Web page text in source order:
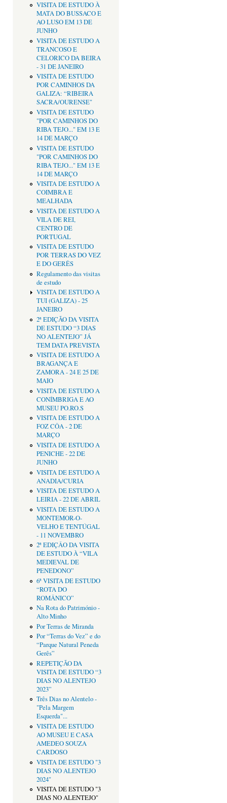
VISITA DE ESTUDO À
MATA DO BUSSACO E
AO LUSO EM 13 DE
JUNHO
VISITA DE ESTUDO A
TRANCOSO E
CELORICO DA BEIRA
- 31 DE JANEIRO
VISITA DE ESTUDO
POR CAMINHOS DA
GALIZA: “RIBEIRA
SACRA/OURENSE"
VISITA DE ESTUDO
"POR CAMINHOS DO
RIBA TEJO..." EM 13 E
14 DE MARÇO
VISITA DE ESTUDO
"POR CAMINHOS DO
RIBA TEJO..." EM 13 E
14 DE MARÇO
VISITA DE ESTUDO A
COIMBRA E
MEALHADA
VISITA DE ESTUDO A
VILA DE REI,
CENTRO DE
PORTUGAL
VISITA DE ESTUDO
POR TERRAS DO VEZ
E DO GERÊS
Regulamento das visitas
de estudo
VISITA DE ESTUDO A
TUI (GALIZA) - 25
JANEIRO
2ª EDIÇÃO DA VISITA
DE ESTUDO “3 DIAS
NO ALENTEJO” JÁ
TEM DATA PREVISTA
VISITA DE ESTUDO A
BRAGANÇA E
ZAMORA - 24 E 25 DE
MAIO
VISITA DE ESTUDO A
CONÍMBRIGA E AO
MUSEU PO.RO.S
VISITA DE ESTUDO A
FOZ CÔA - 2 DE
MARÇO
VISITA DE ESTUDO A
PENICHE - 22 DE
JUNHO
VISITA DE ESTUDO A
ANADIA/CURIA
VISITA DE ESTUDO A
LEIRIA - 22 DE ABRIL
VISITA DE ESTUDO A
MONTEMOR-O-
VELHO E TENTÚGAL
- 11 NOVEMBRO
2ª EDIÇÂO DA VISITA
DE ESTUDO À “VILA
MEDIEVAL DE
PENEDONO”
6ª VISITA DE ESTUDO
“ROTA DO
ROMÂNICO”
Na Rota do Património -
Alto Minho
Por Terras de Miranda
Por “Terras do Vez” e do
“Parque Natural Peneda
Gerês”
REPETIÇÃO DA
VISITA DE ESTUDO “3
DIAS NO ALENTEJO
2023”
Três Dias no Alentelo -
"Pela Margem
Esquerda"...
VISITA DE ESTUDO
AO MUSEU E CASA
AMEDEO SOUZA
CARDOSO
VISITA DE ESTUDO "3
DIAS NO ALENTEJO
2024"
VISITA DE ESTUDO "3
DIAS NO ALENTEJO"